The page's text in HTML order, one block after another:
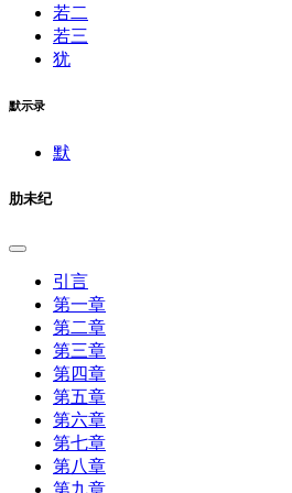
若二
若三
犹
默示录
默
肋未纪
引言
第一章
第二章
第三章
第四章
第五章
第六章
第七章
第八章
第九章